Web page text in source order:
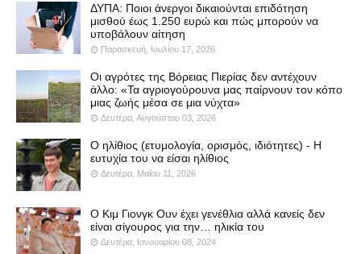
ΔΥΠΑ: Ποιοι άνεργοι δικαιούνται επιδότηση
μισθού έως 1.250 ευρώ και πώς μπορούν να
υποβάλουν αίτηση
Παρασκευή, Ιουλίου 17, 2026
Οι αγρότες της Βόρειας Πιερίας δεν αντέχουν
άλλο: «Τα αγριογούρουνα μας παίρνουν τον κόπο
μιας ζωής μέσα σε μια νύχτα»
Δευτέρα, Αυγούστου 03, 2026
Ο ηλίθιος (ετυμολογία, ορισμός, ιδιότητες) - Η
ευτυχία του να είσαι ηλίθιος
Δευτέρα, Μαΐου 11, 2026
Ο Κιμ Γιονγκ Ουν έχει γενέθλια αλλά κανείς δεν
είναι σίγουρος για την… ηλικία του
Δευτέρα, Ιανουαρίου 08, 2024